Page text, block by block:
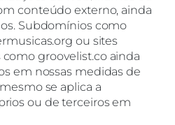
conteúdo externo, ainda
Subdomínios como
ou sites
groovelist.co ainda
em nossas medidas de
se aplica a
ou de terceiros em